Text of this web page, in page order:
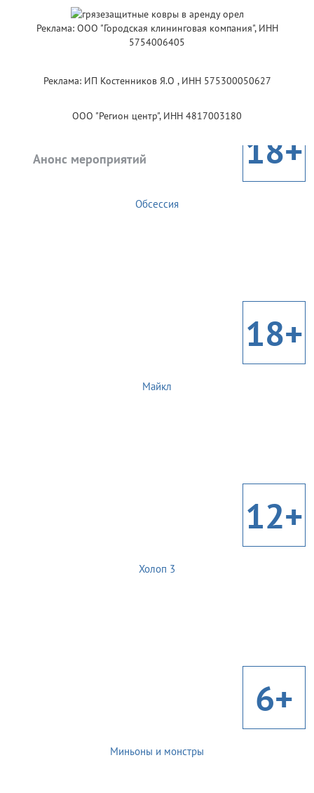
Реклама: ООО "Городская клининговая компания", ИНН
5754006405
Реклама: ИП Костенников Я.О , ИНН 575300050627
ООО "Регион центр", ИНН 4817003180
Анонс мероприятий 18+
Обсессия
18+
Майкл
12+
Холоп 3
6+
Миньоны и монстры